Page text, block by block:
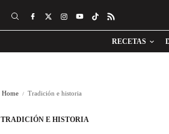
RECETAS
Home Tradición e historia
TRADICIÓN E HISTORIA